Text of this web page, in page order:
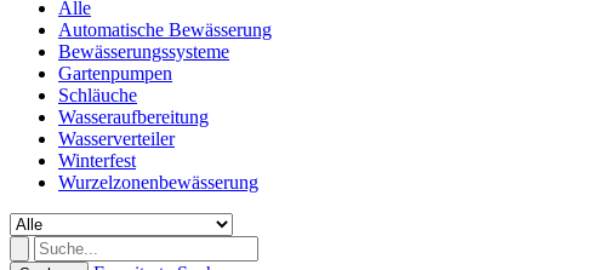
Alle
Automatische Bewässerung
Bewässerungssysteme
Gartenpumpen
Schläuche
Wasseraufbereitung
Wasserverteiler
Winterfest
Wurzelzonenbewässerung